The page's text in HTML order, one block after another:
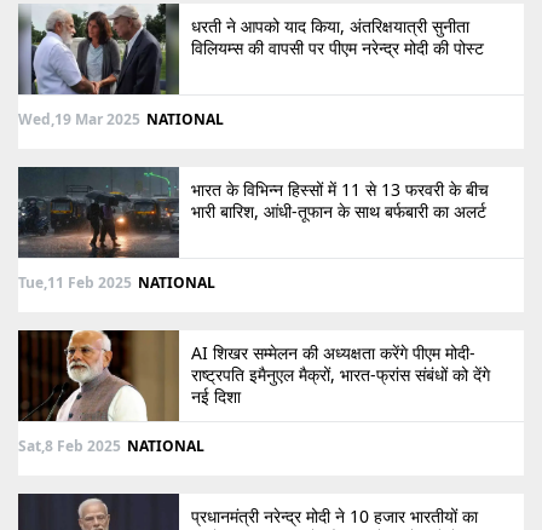
धरती ने आपको याद किया, अंतरिक्षयात्री सुनीता
विलियम्स की वापसी पर पीएम नरेन्द्र मोदी की पोस्ट
Wed,19 Mar 2025 NATIONAL
भारत के विभिन्न हिस्सों में 11 से 13 फरवरी के बीच
भारी बारिश, आंधी-तूफान के साथ बर्फबारी का अलर्ट
Tue,11 Feb 2025 NATIONAL
AI शिखर सम्मेलन की अध्यक्षता करेंगे पीएम मोदी-
राष्ट्रपति इमैनुएल मैक्रों, भारत-फ्रांस संबंधों को देंगे
नई दिशा
Sat,8 Feb 2025 NATIONAL
प्रधानमंत्री नरेन्द्र मोदी ने 10 हजार भारतीयों का